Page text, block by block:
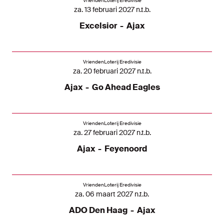
za. 13 februari 2027 n.t.b.
Excelsior - Ajax
VriendenLoterij Eredivisie
za. 20 februari 2027 n.t.b.
Ajax - Go Ahead Eagles
VriendenLoterij Eredivisie
za. 27 februari 2027 n.t.b.
Ajax - Feyenoord
VriendenLoterij Eredivisie
za. 06 maart 2027 n.t.b.
ADO Den Haag - Ajax